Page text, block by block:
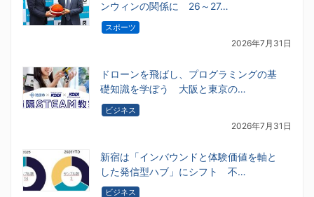
ンウィンの関係に 26～27…
スポーツ
2026年7月31日
ドローンを飛ばし、プログラミングの基
礎知識を学ぼう 大阪と東京の…
ビジネス
2026年7月31日
新宿は「インバウンドと体験価値を軸と
した発信型ハブ」にシフト 不…
ビジネス